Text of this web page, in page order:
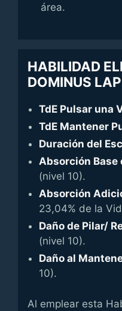
área.
HABILIDAD
DOMINUS
TdE Pulsar una
TdE Mantener
Duración del
Absorción Base
(nivel 10).
Absorción
23,04% de la
Daño de Pilar/
(nivel 10).
Daño al
10).
Al emplear esta